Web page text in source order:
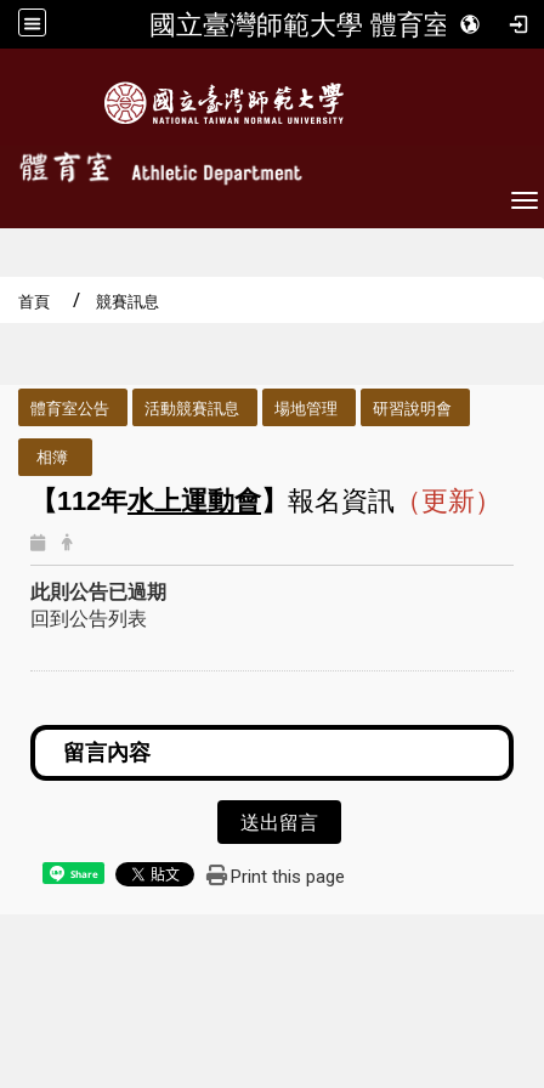
國立臺灣師範大學 體育室
首頁 競賽訊息
體育室公告 活動競賽訊息 場地管理 研習說明會
相簿
【112年水上運動會】 報名資訊 （更新）
此則公告已過期
回到公告列表
送出留言
Share Print this page